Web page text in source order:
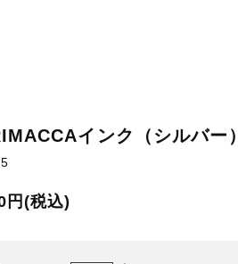
インク（シルバー）
円(税込)